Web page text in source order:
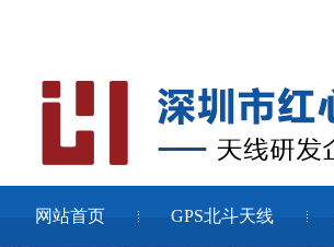
网站首页 GPS北斗天线